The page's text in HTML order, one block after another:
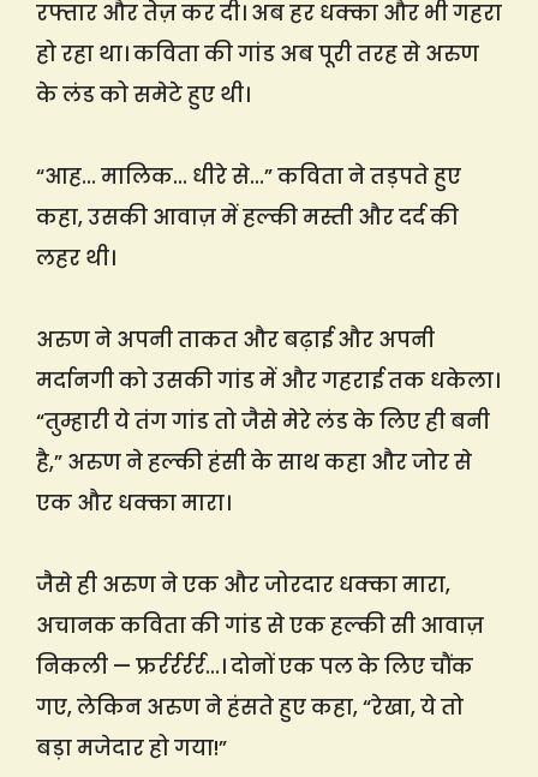
रफ्तार और तेज़ कर दी। अब हर धक्का और भी गहरा
हो रहा था। कविता की गांड अब पूरी तरह से अरुण
के लंड को समेटे हुए थी।
“आह… मालिक… धीरे से…” कविता ने तड़पते हुए
कहा, उसकी आवाज़ में हल्की मस्ती और दर्द की
लहर थी।
अरुण ने अपनी ताकत और बढ़ाई और अपनी
मर्दानगी को उसकी गांड में और गहराई तक धकेला।
“तुम्हारी ये तंग गांड तो जैसे मेरे लंड के लिए ही बनी
है,” अरुण ने हल्की हंसी के साथ कहा और जोर से
एक और धक्का मारा।
जैसे ही अरुण ने एक और जोरदार धक्का मारा,
अचानक कविता की गांड से एक हल्की सी आवाज़
निकली — फ्रर्रर्रर्रर्र…। दोनों एक पल के लिए चौंक
गए, लेकिन अरुण ने हंसते हुए कहा, “रेखा, ये तो
बड़ा मजेदार हो गया!”